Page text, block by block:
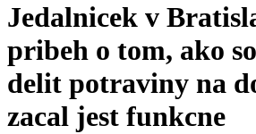
Jedalnicek v
pribeh o tom, ako
delit potraviny na
zacal jest funkcne